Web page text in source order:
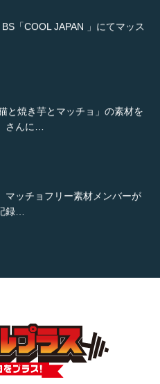
BS「COOL JAPAN 」にてマッス
と焼き芋とマッチョ」の素材を
さんに…
マッチョフリー素材メンバーが
録…
組「ひるおび」にてマッスルプ
ジオ番組「ONE MORNING」